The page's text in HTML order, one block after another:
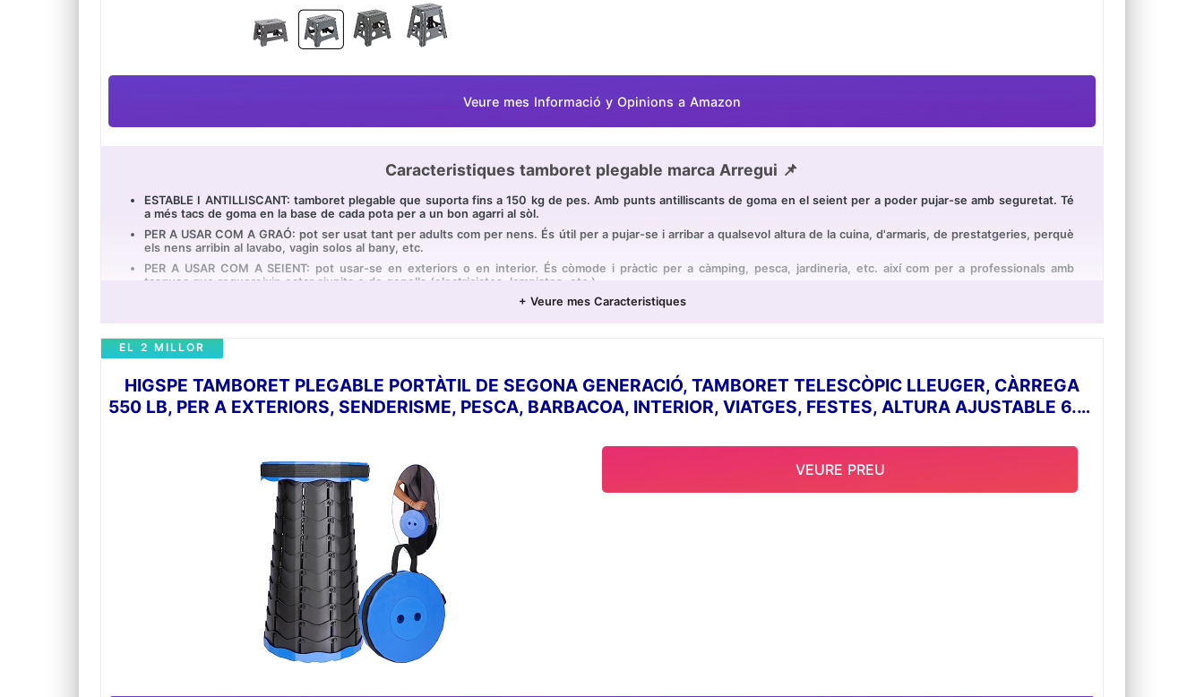
Veure mes Informació y Opinions a Amazon
Caracteristiques tamboret plegable marca Arregui 📌
ESTABLE I ANTILLISCANT: tamboret plegable que suporta fins a 150 kg de pes. Amb punts antilliscants de goma en el seient per a poder pujar-se amb seguretat. Té
a més tacs de goma en la base de cada pota per a un bon agarri al sòl.
PER A USAR COM A GRAÓ: pot ser usat tant per adults com per nens. És útil per a pujar-se i arribar a qualsevol altura de la cuina, d'armaris, de prestatgeries, perquè
els nens arribin al lavabo, vagin solos al bany, etc.
PER A USAR COM A SEIENT: pot usar-se en exteriors o en interior. És còmode i pràctic per a càmping, pesca, jardineria, etc. així com per a professionals amb
tasques que requereixin estar ajupits o de genolls (electricistes, lampistes, etc.).
FÀCIL DE PLEGAR, GUARDAR I TRANSPORTAR: es plega i desplega amb un sol moviment. Plegat queda pla, ocupant poc espai en un armari o en el maleter. Plegat
27 CM D'ALTURA: les mesures del tamboret desplegat són 27 x 29 x 22 cm (alt x ample x fons). Les mesures del tamboret plegat són 40 x 33 x 4 cm (alt x ample x
fons). Fabricat en plàstic polipropilè d'alta resistència.
+ Veure mes Caracteristiques
HIGSPE TAMBORET PLEGABLE PORTÀTIL DE SEGONA GENERACIÓ, TAMBORET TELESCÒPIC LLEUGER, CÀRREGA
550 LB, PER A EXTERIORS, SENDERISME, PESCA, BARBACOA, INTERIOR, VIATGES, FESTES, ALTURA AJUSTABLE 6.5-
EL 2 MILLOR
VEURE PREU